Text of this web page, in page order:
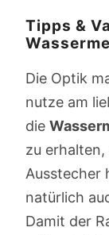
Tipps &
Die Optik
nutze am
die
zu erhalten,
Ausstecher
natürlich
Damit der